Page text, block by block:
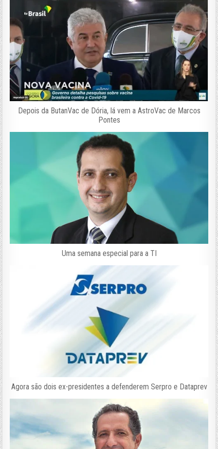
Depois da ButanVac de Dória, lá vem a AstroVac de Marcos
Pontes
Uma semana especial para a TI
Agora são dois ex-presidentes a defenderem Serpro e Dataprev